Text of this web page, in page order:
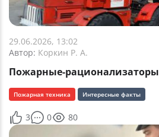
29.06.2026, 13:02
Автор: Коркин Р. А.
Пожарные-рационализаторы
Пожарная техника Интересные факты
3 0 80